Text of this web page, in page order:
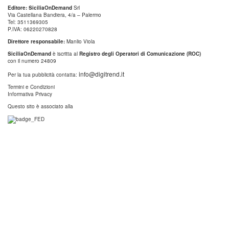
Editore: SiciliaOnDemand Srl
Via Castellana Bandiera, 4/a – Palermo
Tel: 3511369305
P.IVA: 06220270828
Direttore responsabile: Manlio Viola
SiciliaOnDemand è iscritta al Registro degli Operatori di Comunicazione (ROC)
con il numero 24809
Per la tua pubblicità contatta: info@digitrend.it
Termini e Condizioni
Informativa Privacy
Questo sito è associato alla